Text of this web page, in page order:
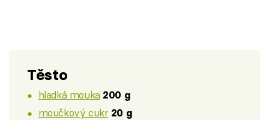
Těsto
hladká mouka 200 g
moučkový cukr 20 g